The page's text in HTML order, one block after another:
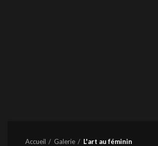
Accueil Galerie L'art au féminin